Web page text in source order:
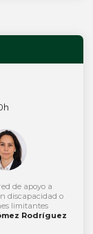
de apoyo a
discapacidad o
limitantes
Rodríguez